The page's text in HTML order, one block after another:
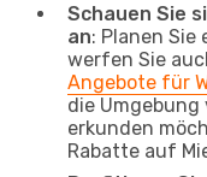
Schauen Sie
an: Planen
werfen Sie
Angebote für
die Umgebung
erkunden
Rabatte auf